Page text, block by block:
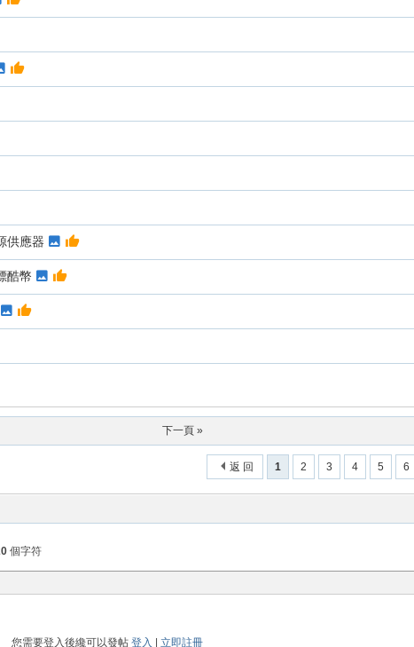
供應器
酷幣
下一頁 »
1 2 3 4 5 6
返 回
個字符
您需要登入後纔可以發帖 登入 立即註冊